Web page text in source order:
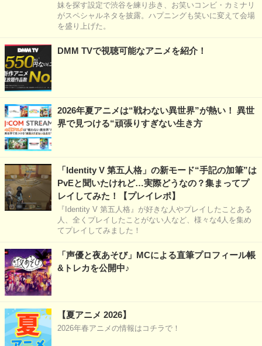
妹を探す設定で渋谷を練り歩き、お笑いコンビ・カミナリ
がスペシャルネタを披露。ハプニングも笑いに変えて会場
を盛り上げた。
DMM TVで視聴可能なアニメを紹介！
2026年夏アニメは“戦わない異世界”が熱い！ 異世
界で見つける“頑張りすぎない生き方
「Identity V 第五人格」の新モード“手記の加筆”は
PvEと聞いたけれど…実際どうなの？集まってプ
レイしてみた！【プレイレポ】
『Identity V 第五人格』が好きな人やプレイしたことある
人、全くプレイしたことがない人など、様々な4人を集め
てプレイしてみました！
「声優と夜あそび」MCによる直筆プロフィール帳
&トレカを公開中♪
【夏アニメ 2026】
2026年春アニメの情報はコチラで！